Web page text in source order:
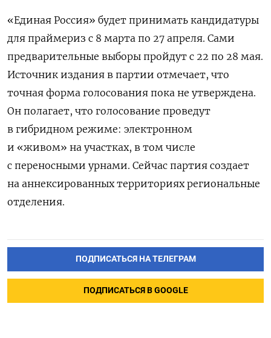
«Единая Россия» будет принимать кандидатуры
для праймериз с 8 марта по 27 апреля. Сами
предварительные выборы пройдут с 22 по 28 мая.
Источник издания в партии отмечает, что
точная форма голосования пока не утверждена.
Он полагает, что голосование проведут
в гибридном режиме: электронном
и «живом» на участках, в том числе
с переносными урнами. Сейчас партия создает
на аннексированных территориях региональные
отделения.
ПОДПИСАТЬСЯ НА ТЕЛЕГРАМ
ПОДПИСАТЬСЯ В GOOGLE